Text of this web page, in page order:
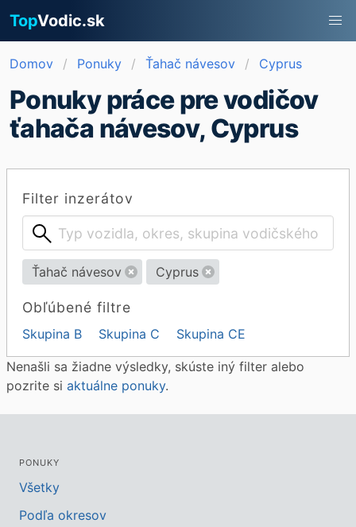
TopVodic.sk
Domov Ponuky Ťahač návesov Cyprus
Ponuky práce pre vodičov
ťahača návesov, Cyprus
Filter inzerátov
Ťahač návesov Cyprus
Obľúbené filtre
Skupina B Skupina C Skupina CE
Nenašli sa žiadne výsledky, skúste iný filter alebo
pozrite si aktuálne ponuky.
PONUKY
Všetky
Podľa okresov